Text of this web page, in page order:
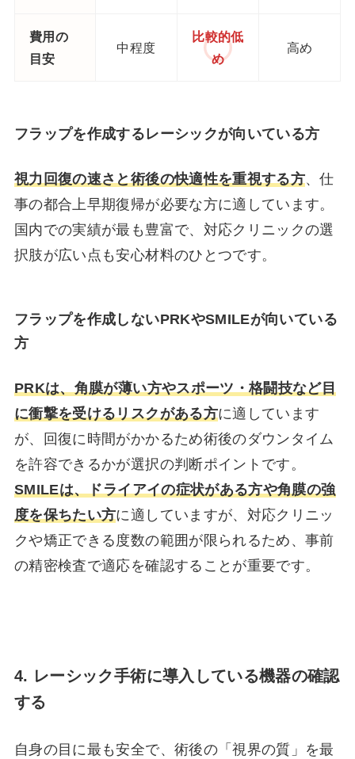
費用の
目安
中程度
比較的低
め
高め
フラップを作成するレーシックが向いている方
視力回復の速さと術後の快適性を重視する方、仕
事の都合上早期復帰が必要な方に適しています。
国内での実績が最も豊富で、対応クリニックの選
択肢が広い点も安心材料のひとつです。
フラップを作成しないPRKやSMILEが向いている
方
PRKは、角膜が薄い方やスポーツ・格闘技など目
に衝撃を受けるリスクがある方に適しています
が、回復に時間がかかるため術後のダウンタイム
を許容できるかが選択の判断ポイントです。
SMILEは、ドライアイの症状がある方や角膜の強
度を保ちたい方に適していますが、対応クリニッ
クや矯正できる度数の範囲が限られるため、事前
の精密検査で適応を確認することが重要です。
4. レーシック手術に導入している機器の確認
する
自身の目に最も安全で、術後の「視界の質」を最